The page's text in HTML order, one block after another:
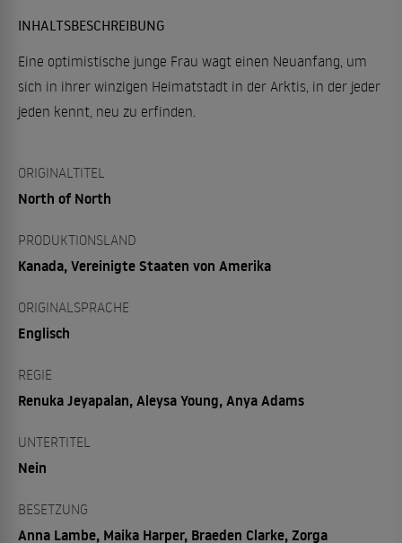
INHALTSBESCHREIBUNG
Eine optimistische junge Frau wagt einen Neuanfang, um
sich in ihrer winzigen Heimatstadt in der Arktis, in der jeder
jeden kennt, neu zu erfinden.
ORIGINALTITEL
North of North
PRODUKTIONSLAND
Kanada, Vereinigte Staaten von Amerika
ORIGINALSPRACHE
Englisch
REGIE
Renuka Jeyapalan, Aleysa Young, Anya Adams
UNTERTITEL
Nein
BESETZUNG
Anna Lambe, Maika Harper, Braeden Clarke, Zorga